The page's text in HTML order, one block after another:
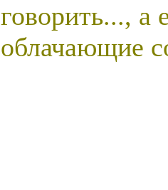
говорить..., а
облачающие